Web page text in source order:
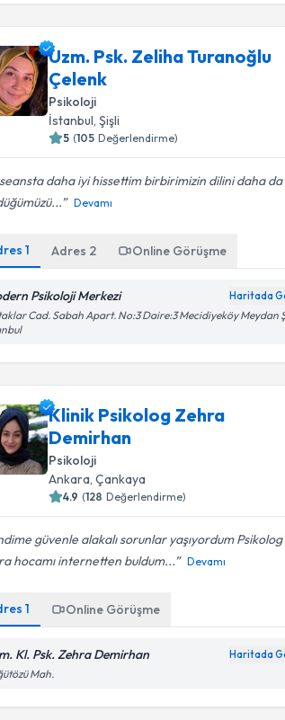
Uzm. Psk. Zeliha Turanoğlu
Çelenk
Psikoloji
İstanbul,Şişli
5 (105 Değerlendirme)
daha iyi hissettim birbirimizin dilini daha da
Devamı
1 Adres 2 Online Görüşme
Psikoloji Merkezi Haritada
Cad. Sabah Apart. No:3 Daire:3 Mecidiyeköy Meydan
Klinik Psikolog Zehra
Demirhan
Psikoloji
Ankara,Çankaya
4.9 (128 Değerlendirme)
güvenle alakalı sorunlar yaşıyordum Psikolog
hocamı internetten buldum...
Devamı
1 Online Görüşme
Kl. Psk. Zehra Demirhan Haritada
Mah.